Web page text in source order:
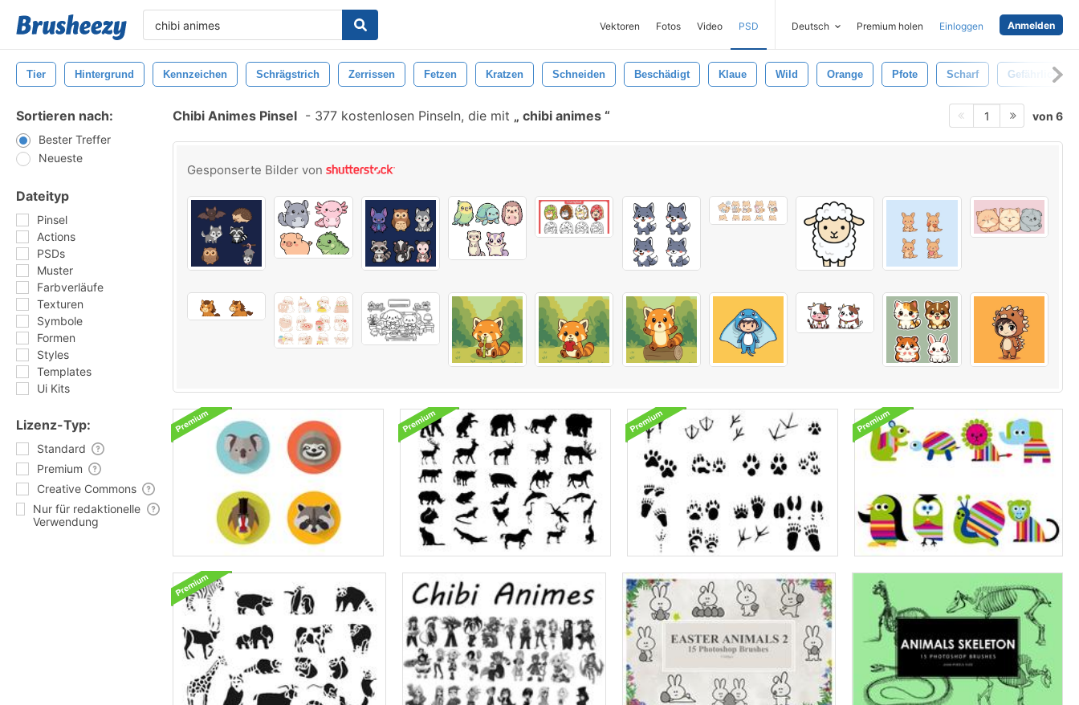
Vektoren Fotos Video PSD Deutsch Premium holen Einloggen Anmelden
Tier Hintergrund Kennzeichen Schrägstrich Zerrissen Fetzen Kratzen Schneiden Beschädigt Klaue Wild Orange Pfote Scharf Gefährlich
Sortieren nach:
Bester Treffer
Neueste
Dateityp
Pinsel
Actions
PSDs
Muster
Farbverläufe
Texturen
Symbole
Formen
Styles
Templates
Ui Kits
Lizenz-Typ:
Standard
Premium
Creative Commons
Nur für redaktionelle
Verwendung
Chibi Animes Pinsel - 377 kostenlosen Pinseln, die mit chibi animes 1 von 6
Gesponserte Bilder von